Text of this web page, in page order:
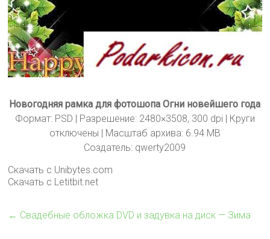
Новогодняя рамка для фотошопа Огни новейшего года
Формат: PSD | Разрешение: 2480×3508, 300 dpi | Круги
отключены | Масштаб архива: 6.94 MB
Создатель: qwerty2009
Скачать с Unibytes.com
Скачать с Letitbit.net
← Свадебные обложка DVD и задувка на диск — Зима